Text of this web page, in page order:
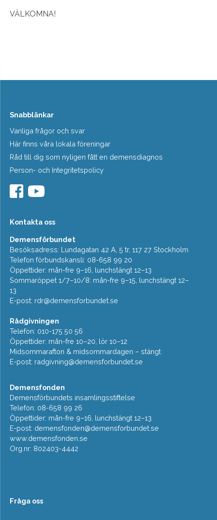
VÄLKOMNA!
Snabblänkar
Vanliga frågor och svar
Här finns våra lokala föreningar
Råd till dig som nyligen fått en demensdiagnos
Person- och Integritetspolicy
Kontakta oss
Demensförbundet
Besöksadress: Lundagatan 42 A, 5 tr, 117 27 Stockholm
Telefon förbundskansli: 08-658 99 20
Öppettider: mån-fre 9–16, lunchstängt 12–13
Sommaröppet 1/7–10/8: mån-fre 9–15, lunchstängt 12–
13
E-post: rdr@demensforbundet.se
Rådgivningen
Telefon: 010-175 50 56
Öppettider: mån-fre 10–20, lör 10–12
Midsommarafton & midsommardagen – stängt
E-post: radgivning@demensforbundet.se
Demensfonden
Demensförbundets insamlingsstiftelse
Telefon: 08-658 99 26
Öppettider: mån-fre 9–16, lunchstängt 12–13
E-post: demensfonden@demensforbundet.se
www.demensfonden.se
Org.nr: 802403-4442
Fråga oss